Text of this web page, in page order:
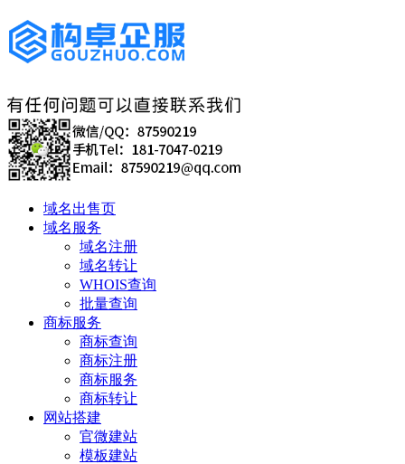
域名出售页
域名服务
域名注册
域名转让
WHOIS查询
批量查询
商标服务
商标查询
商标注册
商标服务
商标转让
网站搭建
官微建站
模板建站